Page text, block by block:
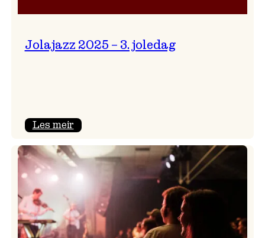
Jolajazz 2025 – 3. joledag
Les meir:
2025
–
joledag